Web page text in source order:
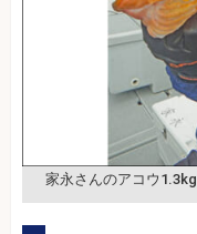
家永さんのアコウ1.3kg